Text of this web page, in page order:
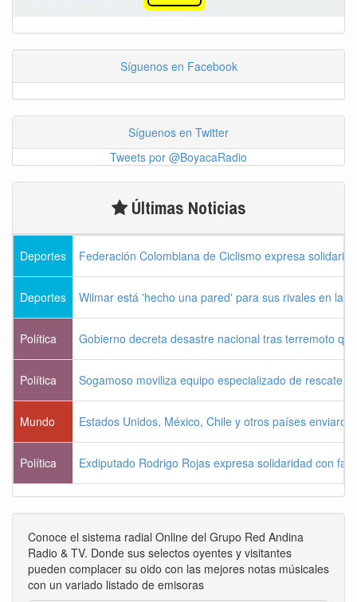
Síguenos en Facebook
Síguenos en Twitter
Tweets por @BoyacaRadio
Últimas Noticias
Deportes Federación Colombiana de Ciclismo expresa
Deportes Wilmar está 'hecho una pared' para sus rivales en la
Política Gobierno decreta desastre nacional tras terremoto
Política Sogamoso moviliza equipo especializado de rescate
Mundo Estados Unidos, México, Chile y otros países
Política Exdiputado Rodrigo Rojas expresa solidaridad con
Conoce el sistema radial Online del Grupo Red Andina
Radio & TV. Donde sus selectos oyentes y visitantes
pueden complacer su oido con las mejores notas músicales
con un variado listado de emisoras